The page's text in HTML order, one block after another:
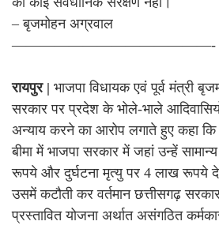
– बृजमोहन अग्रवाल
——————————————-
रायपुर | भाजपा विधायक एवं पूर्व मंत्री
सरकार पर प्रदेश के भोले-भाले
अन्याय करने का आरोप लगाते हुए कहा कि
बीमा में भाजपा सरकार में जहां उन्हें
रूपये और दुर्घटना मृत्यु पर 4 लाख रूपये
उसमें कटौती कर वर्तमान छत्तीसगढ़
प्रस्तावित योजना अर्थात असंगठित